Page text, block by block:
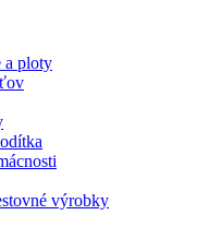
a ploty
výrobky